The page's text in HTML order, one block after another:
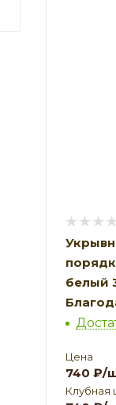
белый
Цена
740 ₽/
Клубная